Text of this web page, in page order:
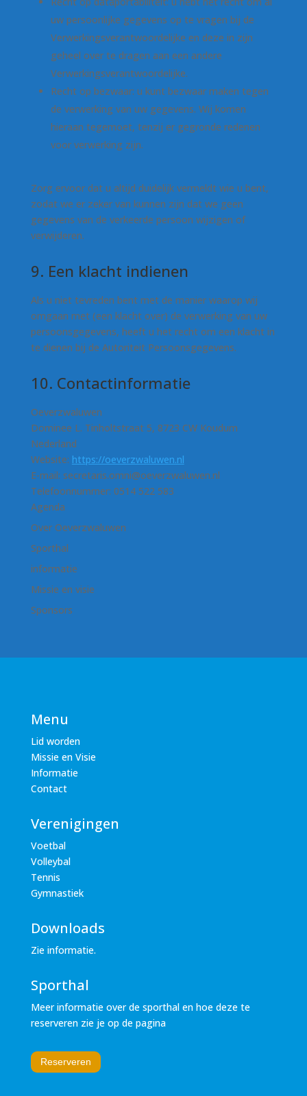
uw persoonlijke gegevens op te vragen bij de
Verwerkingsverantwoordelijke en deze in zijn
geheel over te dragen aan een andere
Verwerkingsverantwoordelijke.
Recht op bezwaar: u kunt bezwaar maken tegen
de verwerking van uw gegevens. Wij komen
hieraan tegemoet, tenzij er gegronde redenen
voor verwerking zijn.
Zorg ervoor dat u altijd duidelijk vermeldt wie u bent,
zodat we er zeker van kunnen zijn dat we geen
gegevens van de verkeerde persoon wijzigen of
verwijderen.
9. Een klacht indienen
Als u niet tevreden bent met de manier waarop wij
omgaan met (een klacht over) de verwerking van uw
persoonsgegevens, heeft u het recht om een klacht in
te dienen bij de Autoriteit Persoonsgegevens.
10. Contactinformatie
Oeverzwaluwen
Dominee L. Tinholtstraat 5, 8723 CW Koudum
Nederland
Website: https://oeverzwaluwen.nl
E-mail: secretaris.omni@oeverzwaluwen.nl
Telefoonnummer: 0514 522 583
Agenda
Over Oeverzwaluwen
Sporthal
informatie
Missie en visie
Sponsors
Menu
Lid worden
Missie en Visie
Informatie
Contact
Verenigingen
Voetbal
Volleybal
Tennis
Gymnastiek
Downloads
Zie informatie.
Sporthal
Meer informatie over de sporthal en hoe deze te
reserveren zie je op de pagina
Reserveren